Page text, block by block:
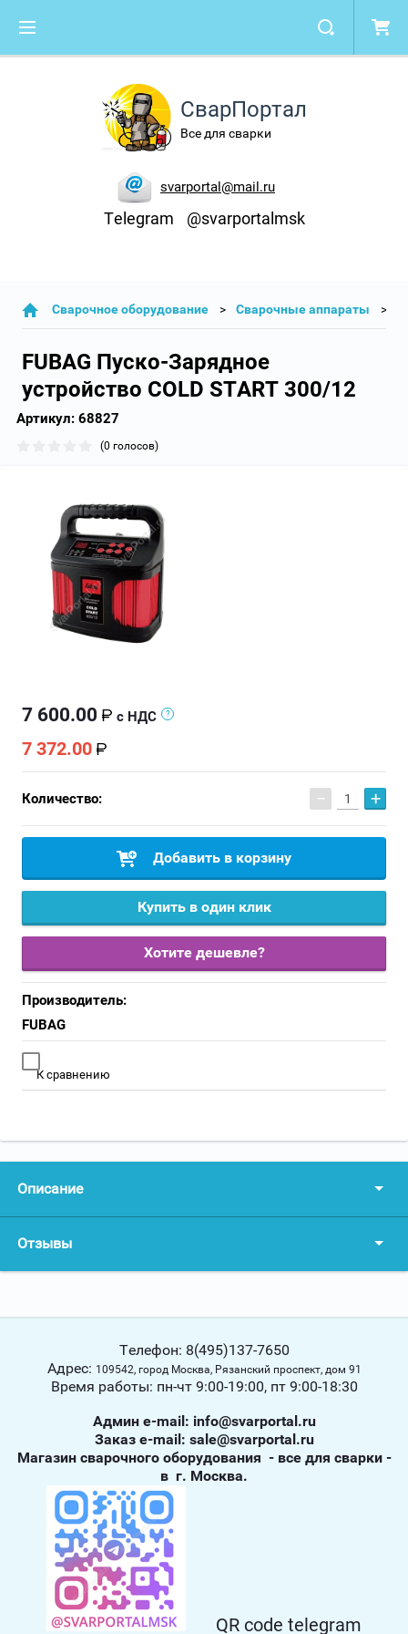
СварПортал
Все для сварки
svarportal@mail.ru
Telegram @svarportalmsk
Cварочное оборудование Сварочные аппараты
FUBAG Пуско-Зарядное
устройство COLD START 300/12
Артикул: 68827
(0 голосов)
7 600.00 с НДС
7 372.00
Количество: − +
Добавить в корзину
Купить в один клик
Хотите дешевле?
Производитель:
FUBAG
К сравнению
Описание
Отзывы
Телефон: 8(495)137-7650
Адрес: 109542, город Москва, Рязанский проспект, дом 91
Время работы: пн-чт 9:00-19:00, пт 9:00-18:30
Админ е-mail: info@svarportal.ru
Заказ е-mail: sale@svarportal.ru
Магазин сварочного оборудования - все для сварки -
в г. Москва.
QR code telegram